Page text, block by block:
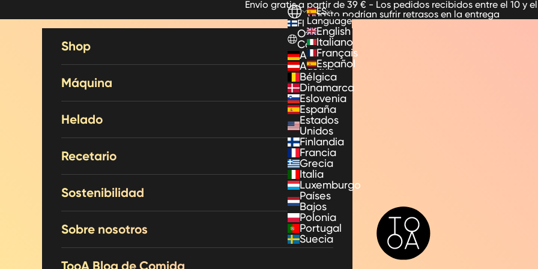
Envío gratis a partir de 39 € - Los pedidos recibidos entre el 10 y el
agosto podrían sufrir retrasos en la entrega
TooA
FI
Other
Countries
Alemania
Austria
Bélgica
Dinamarca
Eslovenia
España
Estados
Unidos
Finlandia
Francia
Grecia
Italia
Luxemburgo
Países
Bajos
Polonia
Portugal
Suecia
ES
Language
English
Italiano
Français
Español
Shop
Máquina
Helado
Recetario
Sostenibilidad
Sobre nosotros